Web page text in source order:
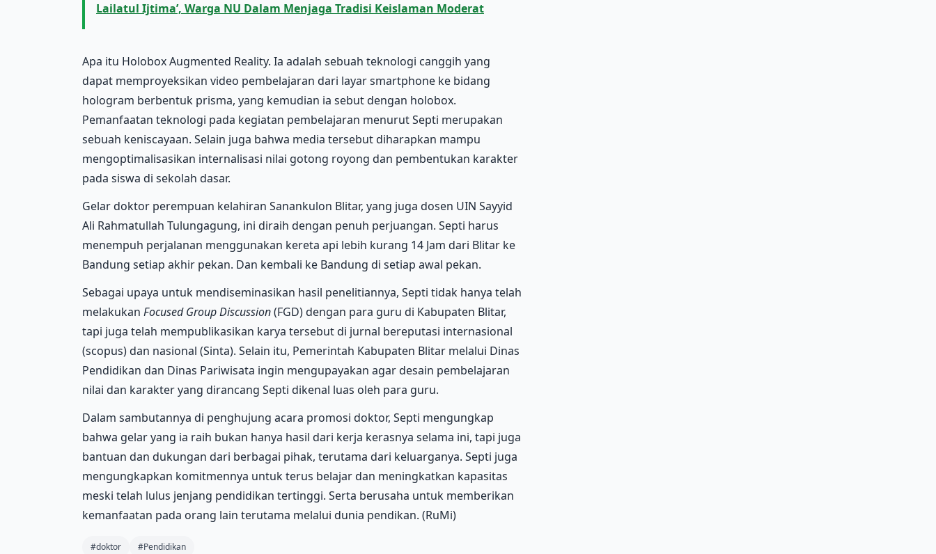
Lailatul Ijtima’, Warga NU Dalam Menjaga Tradisi Keislaman Moderat
Apa itu Holobox Augmented Reality. Ia adalah sebuah teknologi canggih yang
dapat memproyeksikan video pembelajaran dari layar smartphone ke bidang
hologram berbentuk prisma, yang kemudian ia sebut dengan holobox.
Pemanfaatan teknologi pada kegiatan pembelajaran menurut Septi merupakan
sebuah keniscayaan. Selain juga bahwa media tersebut diharapkan mampu
mengoptimalisasikan internalisasi nilai gotong royong dan pembentukan karakter
pada siswa di sekolah dasar.
Gelar doktor perempuan kelahiran Sanankulon Blitar, yang juga dosen UIN Sayyid
Ali Rahmatullah Tulungagung, ini diraih dengan penuh perjuangan. Septi harus
menempuh perjalanan menggunakan kereta api lebih kurang 14 Jam dari Blitar ke
Bandung setiap akhir pekan. Dan kembali ke Bandung di setiap awal pekan.
Sebagai upaya untuk mendiseminasikan hasil penelitiannya, Septi tidak hanya telah
melakukan FocusedGroup Discussion(FGD) dengan para guru di Kabupaten Blitar,
tapi juga telah mempublikasikan karya tersebut di jurnal bereputasi internasional
(scopus) dan nasional (Sinta). Selain itu, Pemerintah Kabupaten Blitar melalui Dinas
Pendidikan dan Dinas Pariwisata ingin mengupayakan agar desain pembelajaran
nilai dan karakter yang dirancang Septi dikenal luas oleh para guru.
Dalam sambutannya di penghujung acara promosi doktor, Septi mengungkap
bahwa gelar yang ia raih bukan hanya hasil dari kerja kerasnya selama ini, tapi juga
bantuan dan dukungan dari berbagai pihak, terutama dari keluarganya. Septi juga
mengungkapkan komitmennya untuk terus belajar dan meningkatkan kapasitas
meski telah lulus jenjang pendidikan tertinggi. Serta berusaha untuk memberikan
kemanfaatan pada orang lain terutama melalui dunia pendikan. (RuMi)
#doktor #Pendidikan